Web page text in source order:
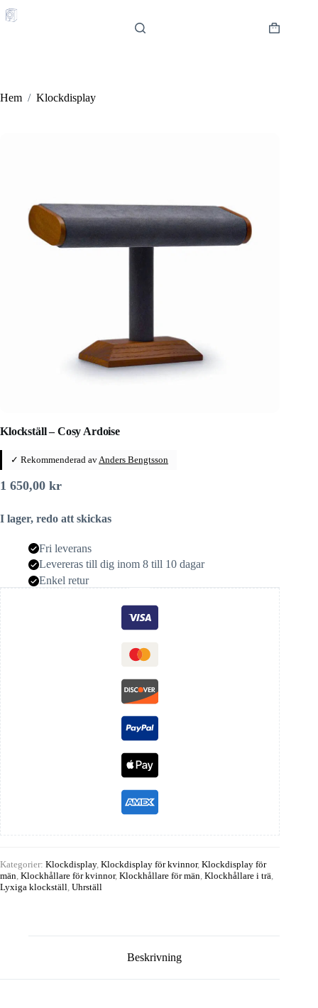
till
Varukorg
Hem / Klockdisplay
Klockställ – Cosy Ardoise
✓ Rekommenderad av Anders Bengtsson
1 650,00 kr
I lager, redo att skickas
Fri leverans
Levereras till dig inom 8 till 10 dagar
Enkel retur
Kategorier: Klockdisplay, Klockdisplay för kvinnor, Klockdisplay för
män, Klockhållare för kvinnor, Klockhållare för män, Klockhållare i trä,
Lyxiga klockställ, Uhrställ
Beskrivning